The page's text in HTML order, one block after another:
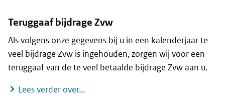
Teruggaaf bijdrage Zvw
Als volgens onze gegevens bij u in een kalenderjaar te
veel bijdrage Zvw is ingehouden, zorgen wij voor een
teruggaaf van de te veel betaalde bijdrage Zvw aan u.
Lees verder over...Teruggaaf bijdrage Zvw